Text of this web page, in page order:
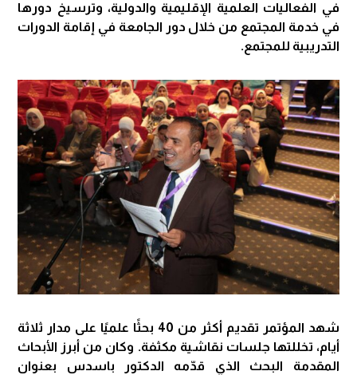
في الفعاليات العلمية الإقليمية والدولية، وترسيخ دورها
في خدمة المجتمع من خلال دور الجامعة في إقامة الدورات
التدريبية للمجتمع.
شهد المؤتمر تقديم أكثر من 40 بحثًا علميًا على مدار ثلاثة
أيام، تخللتها جلسات نقاشية مكثفة. وكان من أبرز الأبحاث
المقدمة البحث الذي قدّمه الدكتور باسدس بعنوان